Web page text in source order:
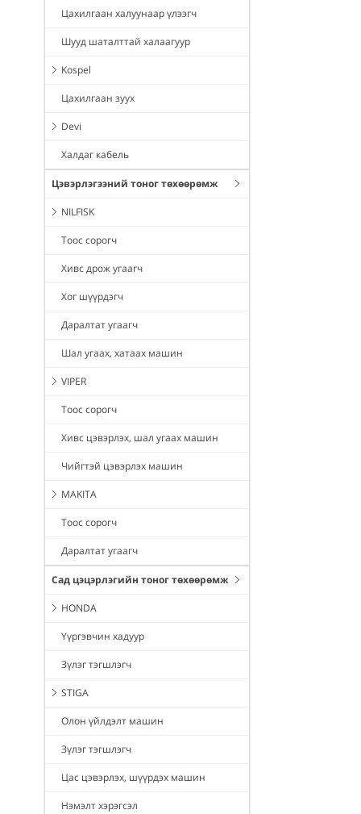
Цахилгаан халуунаар үлээгч
Шууд шаталттай халаагуур
Kospel
Цахилгаан зуух
Devi
Халдаг кабель
Цэвэрлэгээний тоног төхөөрөмж
NILFISK
Тоос сорогч
Хивс дрож угаагч
Хог шүүрдэгч
Даралтат угаагч
Шал угаах, хатаах машин
VIPER
Тоос сорогч
Хивс цэвэрлэх, шал угаах машин
Чийгтэй цэвэрлэх машин
MAKITA
Тоос сорогч
Даралтат угаагч
Сад цэцэрлэгийн тоног төхөөрөмж
HONDA
Үүргэвчин хадуур
Зүлэг тэгшлэгч
STIGA
Олон үйлдэлт машин
Зүлэг тэгшлэгч
Цас цэвэрлэх, шүүрдэх машин
Нэмэлт хэрэгсэл